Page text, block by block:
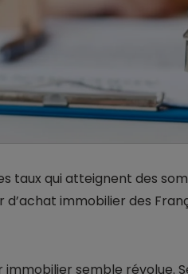
taux qui atteignent des
immobilier des
immobilier semble révolue.